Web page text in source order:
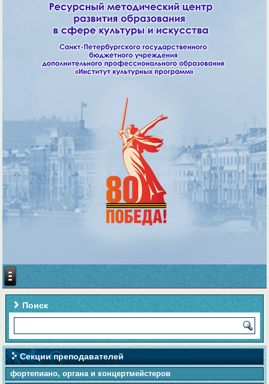
Поиск
Секции преподавателей
фортепиано, органа и концертмейстеров